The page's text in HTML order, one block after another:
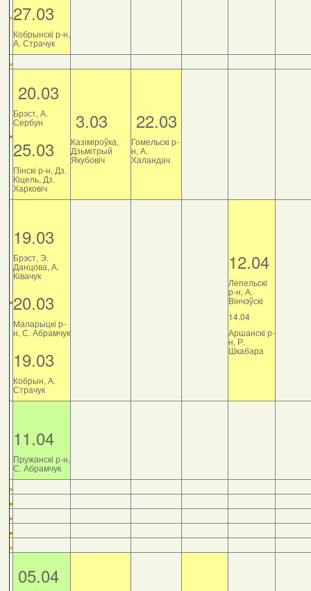
27.03
Кобрынскі р-н,
А. Страчук
20.03
Брэст, А.
Сербун
25.03
Пінскі р-н, Дз.
Кіцель, Дз.
Харковіч
3.03
Казіміроўка,
Дзьмітрый
Якубовіч
22.03
Гомельскі р-
н, А.
Халандач
19.03
Брэст, Э.
Данцова, А.
Ківачук
20.03
Маларыцкі р-
н, С. Абрамчук
19.03
Кобрын, А.
Страчук
12.04
Лепельскі
р-н, А.
Вінчэўскі
14.04
Аршанскі р-
н, Р.
Шкабара
11.04
Пружанскі р-н,
С. Абрамчук
05.04